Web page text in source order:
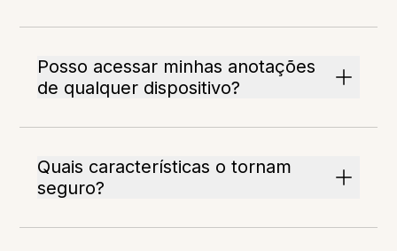
Posso acessar minhas anotações
de qualquer dispositivo?
Quais características o tornam
seguro?